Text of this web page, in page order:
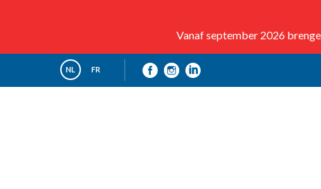
Vanaf september 2026
NL FR